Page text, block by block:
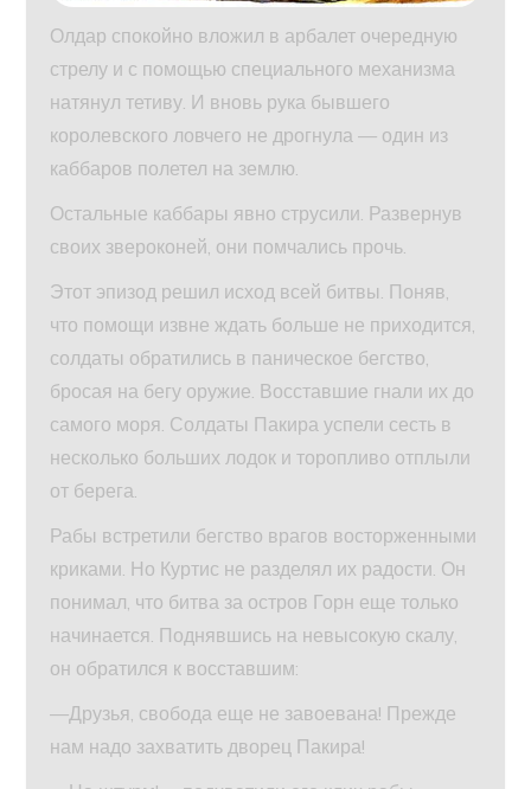
Олдар спокойно вложил в арбалет очередную
стрелу и с помощью специального механизма
натянул тетиву. И вновь рука бывшего
королевского ловчего не дрогнула — один из
каббаров полетел на землю.
Остальные каббары явно струсили. Развернув
своих звероконей, они помчались прочь.
Этот эпизод решил исход всей битвы. Поняв,
что помощи извне ждать больше не приходится,
солдаты обратились в паническое бегство,
бросая на бегу оружие. Восставшие гнали их до
самого моря. Солдаты Пакира успели сесть в
несколько больших лодок и торопливо отплыли
от берега.
Рабы встретили бегство врагов восторженными
криками. Но Куртис не разделял их радости. Он
понимал, что битва за остров Горн еще только
начинается. Поднявшись на невысокую скалу,
он обратился к восставшим:
—Друзья, свобода еще не завоевана! Прежде
нам надо захватить дворец Пакира!